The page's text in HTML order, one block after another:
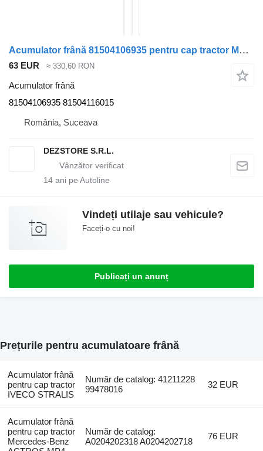
Acumulator frână 81504106935 pentru cap tractor MAN TGX
63 EUR ≈ 330,60 RON
Acumulator frână
81504106935 81504116015
România, Suceava
DEZSTORE S.R.L.
14 ani pe Autoline
Vindeți utilaje sau vehicule?
Faceți-o cu noi!
Publicați un anunț
Prețurile pentru acumulatoare frână
Acumulator frână
pentru cap tractor
IVECO STRALIS
Număr de catalog: 41211228
99478016
32 EUR
Acumulator frână
pentru cap tractor
Mercedes-Benz
Număr de catalog:
A0204202318 A0204202718
76 EUR